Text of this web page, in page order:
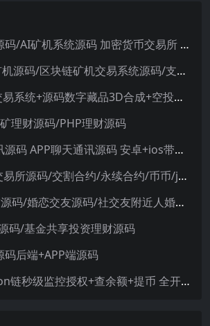
联合对抗，地...
海外交易所源码/AI矿机系统源码 加密货币交易所 智能交易所源码
TRX虚拟币矿机源码/区块链矿机交易系统源码/支持 4国语言+usdt充值+搭建视频教程
元宇宙NFT交易系统+源码数字藏品3D合成+空投盲盒玩法抽集卡
理财源码/PHP理财源码
即时聊天通讯源码 APP聊天通讯源码 安卓+ios带后端源码控制
Java多语言交易所源码/交割合约/永续合约/币币/java服务端
仿SOUL交友源码/婚恋交友源码/社交友附近人婚恋约仿陌陌APP源码系统
码/基金共享投资理财源码
码后端+APP端源码
【转载】tron链秒级监控授权+查余额+提币 全开源带视频教程文字教程